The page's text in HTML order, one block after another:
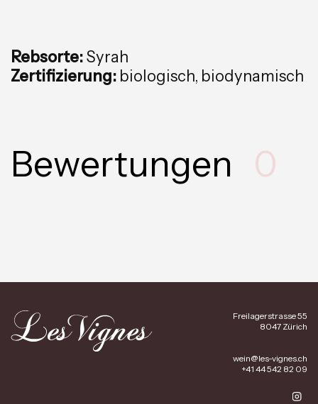
Rebsorte:Syrah
Zertifizierung: biologisch, biodynamisch
Bewertungen 0
Freilagerstrasse 55
8047 Zürich
wein@les-vignes.ch
+41 44 542 82 09